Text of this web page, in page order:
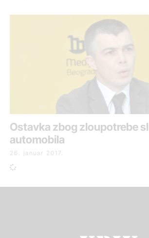
Ostavka zbog zloupotrebe
automobila
26. januar 2017.